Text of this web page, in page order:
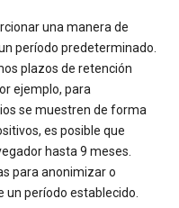
una manera de
período predeterminado.
plazos de retención
ejemplo, para
se muestren de forma
es posible que
hasta 9 meses.
para anonimizar o
período establecido.